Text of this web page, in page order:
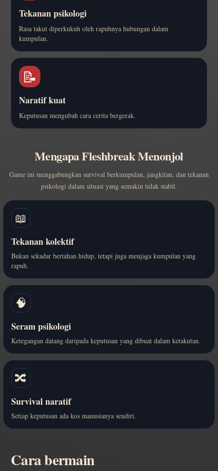
Tekanan psikologi
Rasa takut diperkukuh oleh rapuhnya hubungan dalam
kumpulan.
📝
Naratif kuat
Keputusan mengubah cara cerita bergerak.
Mengapa Fleshbreak Menonjol
Game ini menggabungkan survival berkumpulan, jangkitan, dan tekanan
psikologi dalam situasi yang semakin tidak stabil.
📖
Tekanan kolektif
Bukan sekadar bertahan hidup, tetapi juga menjaga kumpulan yang
rapuh.
🧠
Seram psikologi
Ketegangan datang daripada keputusan yang dibuat dalam ketakutan.
🔀
Survival naratif
Setiap keputusan ada kos manusianya sendiri.
Cara bermain